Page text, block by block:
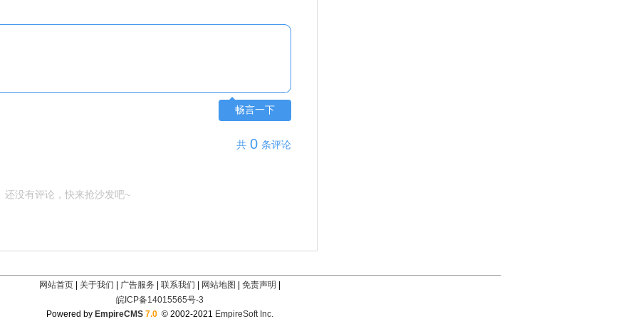
畅言一下
共 0 条评论
还没有评论，快来抢沙发吧~
网站首页| 关于我们 广告服务 联系我们 网站地图 免责声明
皖ICP备14015565号-3
Powered by EmpireCMS 7.0© 2002-2021 EmpireSoft Inc.